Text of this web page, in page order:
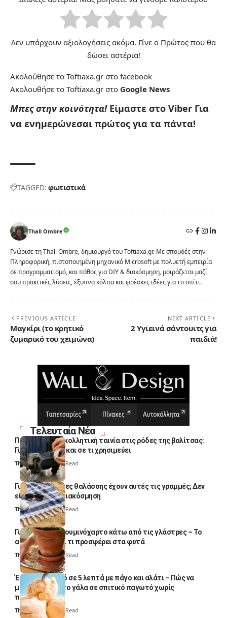
Δεν υπάρχουν αξιολογήσεις ακόμα. Γίνε ο Πρώτος που θα
δώσει αστέρια!
Ακολούθησε το Toftiaxa.gr στο facebook
Ακολουθήσε το Toftiaxa.gr στο Google News
Μπες στην κοινότητα! Είμαστε στο Viber Για
να ενημερώνεσαι πρώτος για τα πάντα!
TAGGED: φωτιστικά
Thali Ombre
Γνώρισε τη Thali Ombre, δημιουργό του Toftiaxa.gr. Με σπουδές στην
Πληροφορική, πιστοποιημένη μηχανικό Microsoft με πολυετή εμπειρία
σε προγραμματισμό, και πάθος για DIY & διακόσμηση, μοιράζεται μαζί
σου πρακτικές λύσεις, έξυπνα κόλπα και φρέσκες ιδέες για το σπίτι.
PREVIOUS ARTICLE
Μαγκίρι (το κρητικό
ζυμαρικό του χειμώνα)
NEXT ARTICLE
2 Υγιεινά σάντουιτς για
παιδιά!
Τελευταία Νέα
Πολλοί βάζουν κολλητική ταινία στις ρόδες της βαλίτσας:
Γιατί το κάνουν και σε τι χρησιμεύει
Thali Ombre4 Min Read
Γιατί οι πετσέτες θαλάσσης έχουν αυτές τις γραμμές; Δεν
είναι μόνο για διακόσμηση
Thali Ombre5 Min Read
Γιατί βάζουν αλουμινόχαρτο κάτω από τις γλάστρες – Το
απλό κόλπο και τι προσφέρει στα φυτά
Thali Ombre4 Min Read
Έτοιμο παγωτό σε 5 λεπτά με πάγο και αλάτι – Πώς να
μετατρέψετε το γάλα σε σπιτικό παγωτό χωρίς
παγωτομηχανή
Thali Ombre 4 Min Read